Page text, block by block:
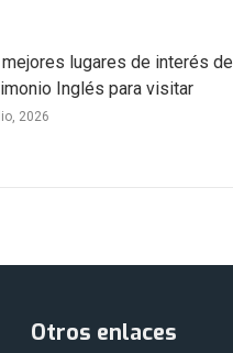
lugares de interés del
Inglés para visitar
2026
Otros enlaces